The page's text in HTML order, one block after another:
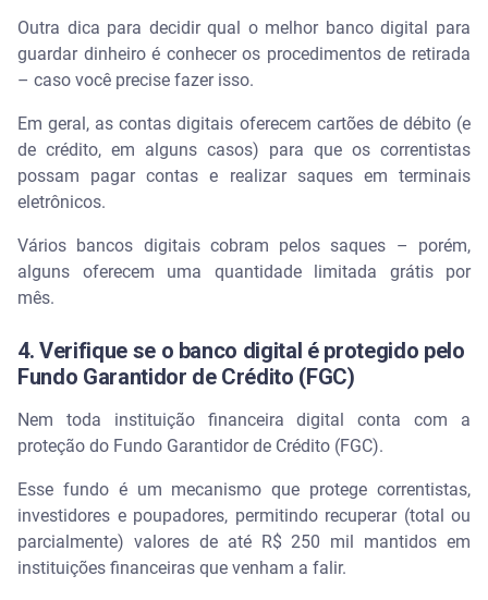
Outra dica para decidir qual o melhor banco digital para
guardar dinheiro é conhecer os procedimentos de retirada
– caso você precise fazer isso.
Em geral, as contas digitais oferecem cartões de débito (e
de crédito, em alguns casos) para que os correntistas
possam pagar contas e realizar saques em terminais
eletrônicos.
Vários bancos digitais cobram pelos saques – porém,
alguns oferecem uma quantidade limitada grátis por
mês.
4. Verifique se o banco digital é protegido pelo
Fundo Garantidor de Crédito (FGC)
Nem toda instituição financeira digital conta com a
proteção do Fundo Garantidor de Crédito (FGC).
Esse fundo é um mecanismo que protege correntistas,
investidores e poupadores, permitindo recuperar (total ou
parcialmente) valores de até R$ 250 mil mantidos em
instituições financeiras que venham a falir.